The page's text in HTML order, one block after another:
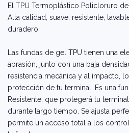
El TPU Termoplástico Policloruro
Alta calidad, suave, resistente,
duradero
Las fundas de gel TPU tienen una
abrasión, junto con una baja
resistencia mecánica y al impacto,
protección de tu terminal. Es una
Resistente, que protegerá tu
durante largo tiempo. Se ajusta
permite un acceso total a los